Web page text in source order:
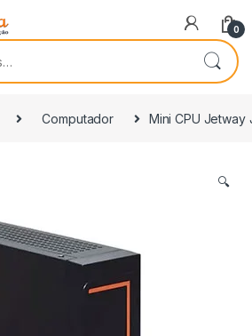
0
Computador Mini CPU Jetway
🔍